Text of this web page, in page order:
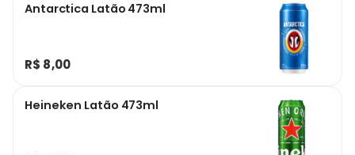
Antarctica Latão 473ml
R$ 8,00
Heineken Latão 473ml